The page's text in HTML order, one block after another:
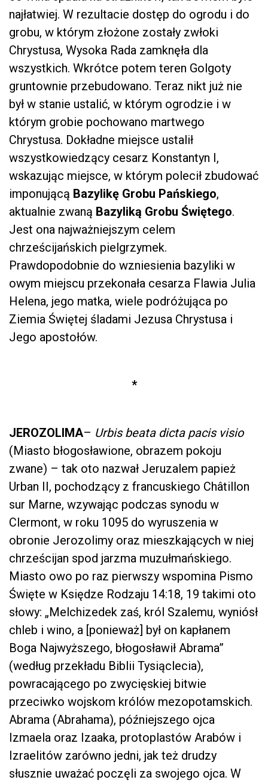
najłatwiej. W rezultacie dostęp do ogrodu i do
grobu, w którym złożone zostały zwłoki
Chrystusa, Wysoka Rada zamknęła dla
wszystkich. Wkrótce potem teren Golgoty
gruntownie przebudowano. Teraz nikt już nie
był w stanie ustalić, w którym ogrodzie i w
którym grobie pochowano martwego
Chrystusa. Dokładne miejsce ustalił
wszystkowiedzący cesarz Konstantyn I,
wskazując miejsce, w którym polecił zbudować
imponującą Bazylikę Grobu Pańskiego,
aktualnie zwaną Bazyliką Grobu Świętego.
Jest ona najważniejszym celem
chrześcijańskich pielgrzymek.
Prawdopodobnie do wzniesienia bazyliki w
owym miejscu przekonała cesarza Flawia Julia
Helena, jego matka, wiele podróżująca po
Ziemia Świętej śladami Jezusa Chrystusa i
Jego apostołów.
*
JEROZOLIMA– Urbis beata dicta pacis visio
(Miasto błogosławione, obrazem pokoju
zwane) – tak oto nazwał Jeruzalem papież
Urban II, pochodzący z francuskiego Châtillon
sur Marne, wzywając podczas synodu w
Clermont, w roku 1095 do wyruszenia w
obronie Jerozolimy oraz mieszkających w niej
chrześcijan spod jarzma muzułmańskiego.
Miasto owo po raz pierwszy wspomina Pismo
Święte w Księdze Rodzaju 14:18, 19 takimi oto
słowy: „Melchizedek zaś, król Szalemu, wyniósł
chleb i wino, a [ponieważ] był on kapłanem
Boga Najwyższego, błogosławił Abrama”
(według przekładu Biblii Tysiąclecia),
powracającego po zwycięskiej bitwie
przeciwko wojskom królów mezopotamskich.
Abrama (Abrahama), późniejszego ojca
Izmaela oraz Izaaka, protoplastów Arabów i
Izraelitów zarówno jedni, jak też drudzy
słusznie uważać poczęli za swojego ojca. W